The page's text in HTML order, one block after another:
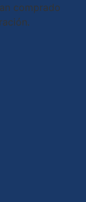
comprado